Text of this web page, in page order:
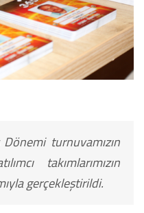
turnuvamızın
takımlarımızın
gerçekleştirildi.